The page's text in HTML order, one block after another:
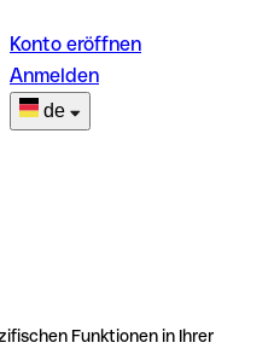
Konto eröffnen
Anmelden
de
Funktionen in Ihrer